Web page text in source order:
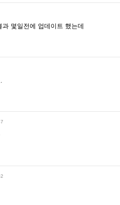
몇일전에 업데이트 했는데